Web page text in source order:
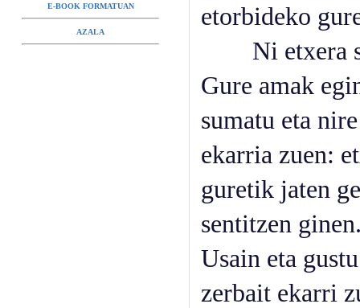
E-BOOK FORMATUAN
AZALA
etorbideko
Ni etxera
Gure amak
sumatu eta
ekarria zuen:
guretik jaten
sentitzen
Usain eta
zerbait ekarri